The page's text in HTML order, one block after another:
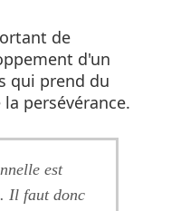
de
d'un
qui prend du
persévérance.
est
Il faut donc